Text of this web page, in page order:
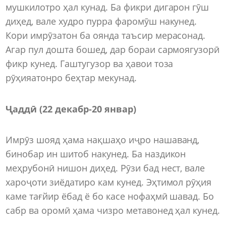
мушкилотро ҳал кунад. Ба фикри дигарон гӯш
диҳед, вале худро пурра фаромӯш накунед.
Кори имрӯзатон ба оянда таъсир мерасонад.
Агар пул дошта бошед, дар бораи сармоягузорӣ
фикр кунед. Гаштугузор ва ҳавои тоза
рӯҳияатонро беҳтар мекунад.
Ҷаддӣ (22 декабр-20 январ)
Имрӯз шояд ҳама нақшаҳо иҷро нашаванд,
бинобар ин шитоб накунед. Ба наздикон
меҳрубонӣ нишон диҳед. Рӯзи бад нест, вале
хароҷоти зиёдатиро кам кунед. Эҳтимол рӯҳия
каме тағйир ёбад ё бо касе нофаҳмӣ шавад. Бо
сабр ва оромӣ ҳама чизро метавонед ҳал кунед.